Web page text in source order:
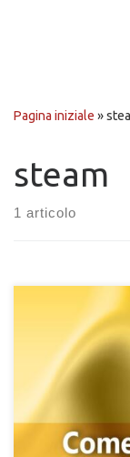
Pagina iniziale »
steam
1 articolo
Chi non conosce
giochi e software
di giochi
Steam, un
serie infinita di
strategici, di cui